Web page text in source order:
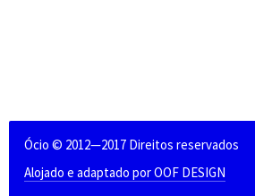
Ócio © 2012—2017 Direitos reservados
Alojado e adaptado por OOF DESIGN